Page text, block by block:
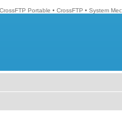
CrossFTP Portable • CrossFTP • System